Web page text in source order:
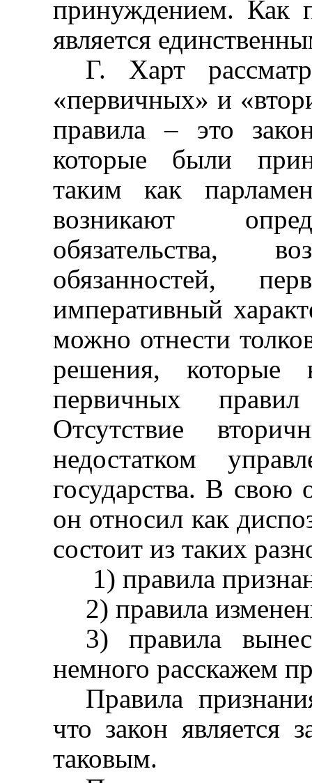
принуждением. Как
является
Г. Харт
«первичных» и
правила – это
которые были
таким как
возникают
обязательства,
обязанностей,
императивный
можно отнести
решения, которые
первичных
Отсутствие
недостатком
государства. В свою
он относил как
состоит из таких
1) правила
2) правила
3) правила
немного расскажем
Правила
что закон является
таковым.